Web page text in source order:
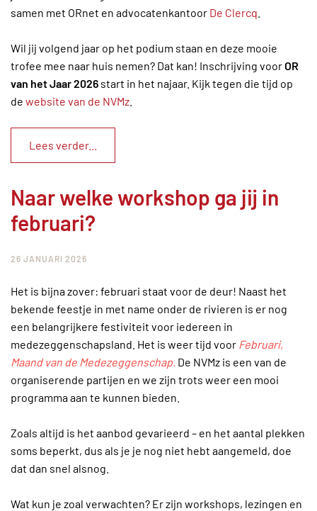
samen met ORnet en advocatenkantoor De Clercq
Wil jij volgend jaar op het podium staan en deze mooie
trofee mee naar huis nemen? Dat kan! Inschrijving voorOR
van het Jaar 2026 start in het najaar. Kijk tegen die tijd op
de website van de NVMz
Lees verder...
Naar welke workshop ga jij in
februari?
26 JANUARI 2026
Het is bijna zover: februari staat voor de deur! Naast het
bekende feestje in met name onder de rivieren is er nog
een belangrijkere festiviteit voor iedereen in
medezeggenschapsland. Het is weer tijd voor Februari,
Maand van de Medezeggenschap. De NVMz is een van de
organiserende partijen en we zijn trots weer een mooi
programma aan te kunnen bieden.
Zoals altijd is het aanbod gevarieerd – en het aantal plekken
soms beperkt, dus als je je nog niet hebt aangemeld, doe
dat dan snel alsnog.
Wat kun je zoal verwachten? Er zijn workshops, lezingen en